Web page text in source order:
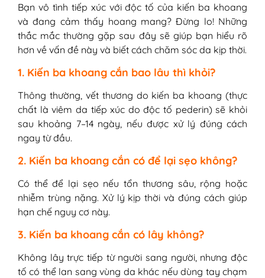
Bạn vô tình tiếp xúc với độc tố của kiến ba khoang
và đang cảm thấy hoang mang? Đừng lo! Những
thắc mắc thường gặp sau đây sẽ giúp bạn hiểu rõ
hơn về vấn đề này và biết cách chăm sóc da kịp thời.
1. Kiến ba khoang cắn bao lâu thì khỏi?
Thông thường, vết thương do kiến ba khoang (thực
chất là viêm da tiếp xúc do độc tố pederin) sẽ khỏi
sau khoảng 7–14 ngày, nếu được xử lý đúng cách
ngay từ đầu.
2. Kiến ba khoang cắn có để lại sẹo không?
Có thể để lại sẹo nếu tổn thương sâu, rộng hoặc
nhiễm trùng nặng. Xử lý kịp thời và đúng cách giúp
hạn chế nguy cơ này.
3. Kiến ba khoang cắn có lây không?
Không lây trực tiếp từ người sang người, nhưng độc
tố có thể lan sang vùng da khác nếu dùng tay chạm